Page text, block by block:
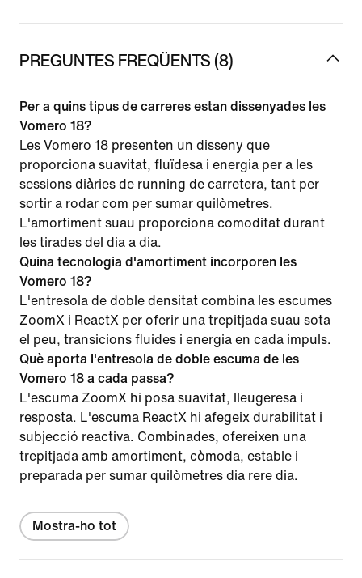
PREGUNTES FREQÜENTS (8)
Per a quins tipus de carreres estan dissenyades les
Vomero 18?
Les Vomero 18 presenten un disseny que
proporciona suavitat, fluïdesa i energia per a les
sessions diàries de running de carretera, tant per
sortir a rodar com per sumar quilòmetres.
L'amortiment suau proporciona comoditat durant
les tirades del dia a dia.
Quina tecnologia d'amortiment incorporen les
Vomero 18?
L'entresola de doble densitat combina les escumes
ZoomX i ReactX per oferir una trepitjada suau sota
el peu, transicions fluides i energia en cada impuls.
Què aporta l'entresola de doble escuma de les
Vomero 18 a cada passa?
L'escuma ZoomX hi posa suavitat, lleugeresa i
resposta. L'escuma ReactX hi afegeix durabilitat i
subjecció reactiva. Combinades, ofereixen una
trepitjada amb amortiment, còmoda, estable i
preparada per sumar quilòmetres dia rere dia.
Mostra-ho tot